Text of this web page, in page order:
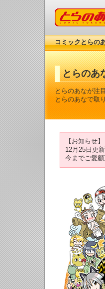
コミックとらの
コミックとらの
とらのあ
とらのあなが注
とらのあなで取
【お知らせ】
12月25日更
今までご愛顧